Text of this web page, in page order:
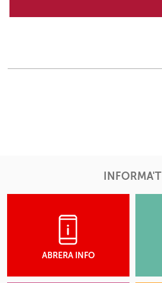
INFORMA'T
ABRERA INFO